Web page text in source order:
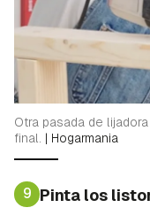
Otra pasada de
final. | Hogarmania
9 Pinta los